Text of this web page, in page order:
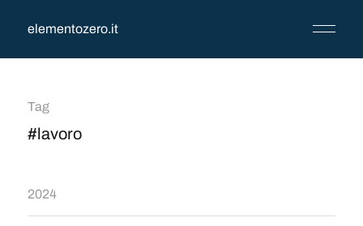
elementozero.it
Tag
#lavoro
2024